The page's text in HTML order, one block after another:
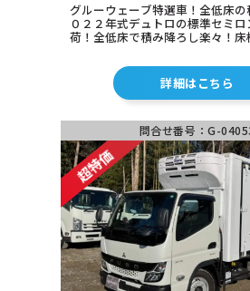
グルーウェーブ特選車！全低床の
０２２年式デュトロの標準セミ
荷！全低床で積み降ろし楽々！床
っこいいLEDヘッドライト！ETC
み！セイコーラックで作業負担軽
強の１台！ 詳細はこちら
問合せ番号：G-